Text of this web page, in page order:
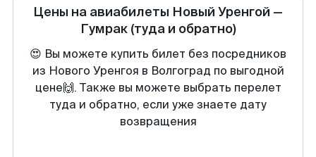
Цены на авиабилеты Новый Уренгой —
Гумрак (туда и обратно)
😍 Вы можете купить билет без посредников
из Нового Уренгоя в Волгоград по выгодной
цене🙌. Также вы можете выбрать перелет
туда и обратно, если уже знаете дату
возвращения